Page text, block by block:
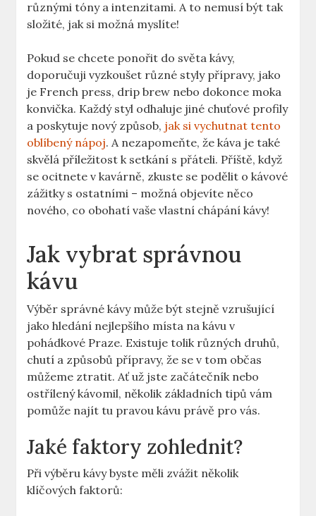
různými tóny a intenzitami. A to nemusí být tak
složité, jak si možná myslíte!
Pokud se chcete ponořit do světa kávy,
doporučuji vyzkoušet různé styly přípravy, jako
je French press, drip brew nebo dokonce moka
konvička. Každý styl odhaluje jiné chuťové profily
a poskytuje nový způsob, jak si vychutnat tento
oblíbený nápoj. A nezapomeňte, že káva je také
skvělá příležitost k setkání s přáteli. Příště, když
se ocitnete v kavárně, zkuste se podělit o kávové
zážitky s ostatními – možná objevíte něco
nového, co obohatí vaše vlastní chápání kávy!
Jak vybrat správnou
kávu
Výběr správné kávy může být stejně vzrušující
jako hledání nejlepšího místa na kávu v
pohádkové Praze. Existuje tolik různých druhů,
chutí a způsobů přípravy, že se v tom občas
můžeme ztratit. Ať už jste začátečník nebo
ostřílený kávomil, několik základních tipů vám
pomůže najít tu pravou kávu právě pro vás.
Jaké faktory zohlednit?
Při výběru kávy byste měli zvážit několik
klíčových faktorů: